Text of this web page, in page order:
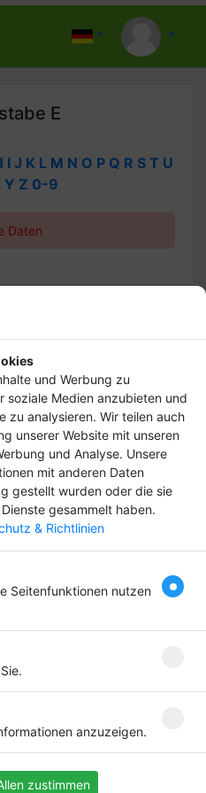
E
I J K L M N O P Q R S T U
Y Z 0-9
Daten
ab und bringe
Firmeneintrag
vorn! Dein
Eintrag schon
€
Ihr Business nach vorn!
an, um kein
verarbeitet
Ltd | alle Rechte
Branchenbuch V3 Pro
und Werbung zu
soziale Medien anzubieten und
zu analysieren. Wir teilen auch
unserer Website mit unseren
und Analyse. Unsere
mit anderen Daten
gestellt wurden oder die sie
gesammelt haben.
& Richtlinien
Seitenfunktionen nutzen
anzuzeigen.
zustimmen